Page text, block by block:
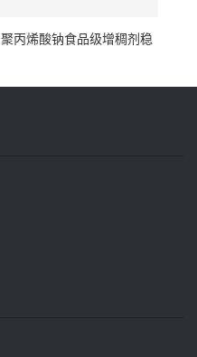
聚丙烯酸钠食品级增稠剂稳